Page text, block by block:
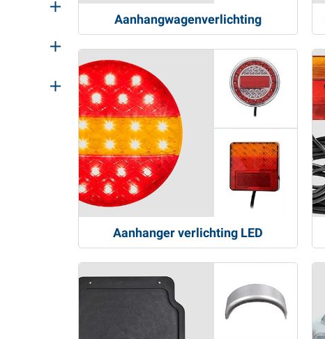
Aanhangwagenverlichting
Aanhanger verlichting LED